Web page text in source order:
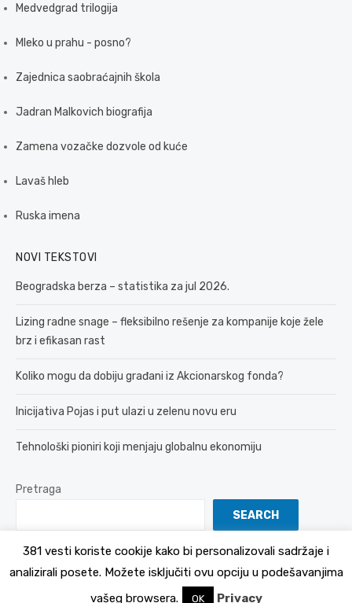
Medvedgrad trilogija
Mleko u prahu - posno?
Zajednica saobraćajnih škola
Jadran Malkovich biografija
Zamena vozačke dozvole od kuće
Lavaš hleb
Ruska imena
NOVI TEKSTOVI
Beogradska berza – statistika za jul 2026.
Lizing radne snage – fleksibilno rešenje za kompanije koje žele
brz i efikasan rast
Koliko mogu da dobiju građani iz Akcionarskog fonda?
Inicijativa Pojas i put ulazi u zelenu novu eru
Tehnološki pioniri koji menjaju globalnu ekonomiju
Pretraga
SEARCH
Politika Privatnosti
381 vesti koriste cookije kako bi personalizovali sadržaje i
analizirali posete. Možete isključiti ovu opciju u podešavanjima
vašeg browsera.
OK Privacy